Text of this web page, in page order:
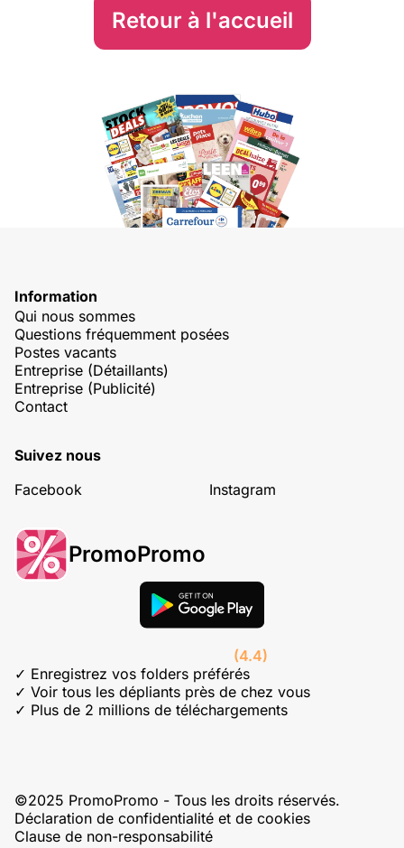
Retour à l'accueil
Information
Qui nous sommes
Questions fréquemment posées
Postes vacants
Entreprise (Détaillants)
Entreprise (Publicité)
Contact
Suivez nous
Facebook
Instagram
PromoPromo
(4.4)
✓ Enregistrez vos folders préférés
✓ Voir tous les dépliants près de chez vous
✓ Plus de 2 millions de téléchargements
©2025 PromoPromo - Tous les droits réservés.
Déclaration de confidentialité et de cookies
Clause de non-responsabilité